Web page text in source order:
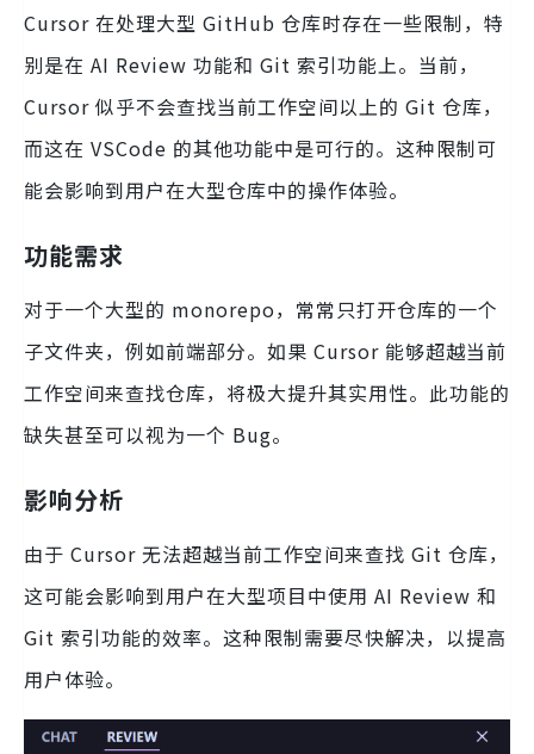
Cursor 在处理大型 GitHub 仓库时存在一些限制，特
别是在 AI Review 功能和 Git 索引功能上。当前，
Cursor 似乎不会查找当前工作空间以上的 Git 仓库，
而这在 VSCode 的其他功能中是可行的。这种限制可
能会影响到用户在大型仓库中的操作体验。
功能需求
对于一个大型的 monorepo，常常只打开仓库的一个
子文件夹，例如前端部分。如果 Cursor 能够超越当前
工作空间来查找仓库，将极大提升其实用性。此功能的
缺失甚至可以视为一个 Bug。
影响分析
由于 Cursor 无法超越当前工作空间来查找 Git 仓库，
这可能会影响到用户在大型项目中使用 AI Review 和
Git 索引功能的效率。这种限制需要尽快解决，以提高
用户体验。